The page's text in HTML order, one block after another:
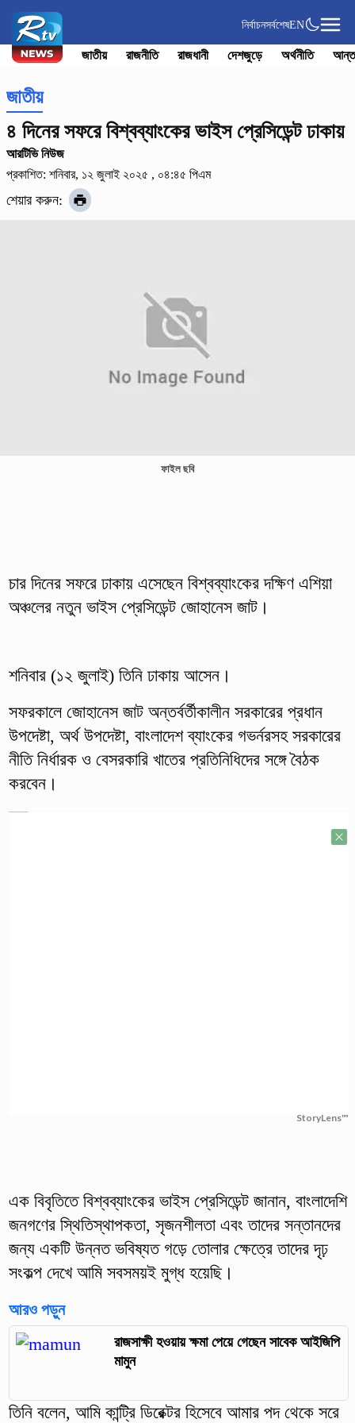
নির্বাচনসর্বশেষEN
জাতীয় রাজনীতি রাজধানী দেশজুড়ে অর্থনীতি
জাতীয়
৪ দিনের সফরে বিশ্বব্যাংকের ভাইস প্রেসিডেন্ট ঢাকায়
আরটিভি নিউজ
প্রকাশিত: শনিবার, ১২ জুলাই ২০২৫ , ০৪:৪৫ পিএম
শেয়ার করুন:
ফাইল ছবি
চার দিনের সফরে ঢাকায় এসেছেন বিশ্বব্যাংকের দক্ষিণ এশিয়া
অঞ্চলের নতুন ভাইস প্রেসিডেন্ট জোহানেস জাট।
শনিবার (১২ জুলাই) তিনি ঢাকায় আসেন।
সফরকালে জোহানেস জাট অন্তর্বর্তীকালীন সরকারের প্রধান
উপদেষ্টা, অর্থ উপদেষ্টা, বাংলাদেশ ব্যাংকের গভর্নরসহ সরকারের
নীতি নির্ধারক ও বেসরকারি খাতের প্রতিনিধিদের সঙ্গে বৈঠক
করবেন।
StoryLens™
এক বিবৃতিতে বিশ্বব্যাংকের ভাইস প্রেসিডেন্ট জানান, বাংলাদেশি
জনগণের স্থিতিস্থাপকতা, সৃজনশীলতা এবং তাদের সন্তানদের
জন্য একটি উন্নত ভবিষ্যত গড়ে তোলার ক্ষেত্রে তাদের দৃঢ়
সংকল্প দেখে আমি সবসময়ই মুগ্ধ হয়েছি।
আরও পড়ুন
রাজসাক্ষী হওয়ায় ক্ষমা পেয়ে গেছেন সাবেক আইজিপি
মামুন
তিনি বলেন, আমি কান্ট্রি ডিরেক্টর হিসেবে আমার পদ থেকে সরে